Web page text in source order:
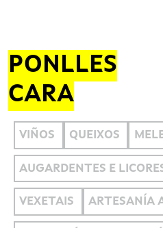
PONLLES
CARA
VIÑOS QUEIXOS
AUGARDENTES E
VEXETAIS ARTESANÍA